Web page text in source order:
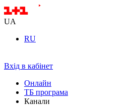
UA
RU
Вхід в кабінет
Онлайн
ТБ програма
Канали